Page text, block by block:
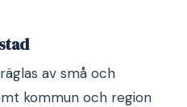
av små och
kommun och region